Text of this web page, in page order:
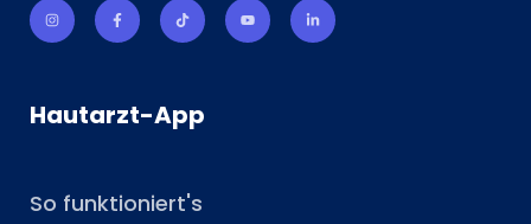
Hautarzt-App
So funktioniert's